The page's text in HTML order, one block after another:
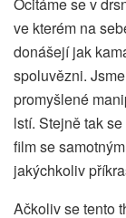
ve kterém na
donášejí jak
spoluvězni.
promyšlené
lstí. Stejně tak
film se
jakýchkoliv
Ačkoliv se tento